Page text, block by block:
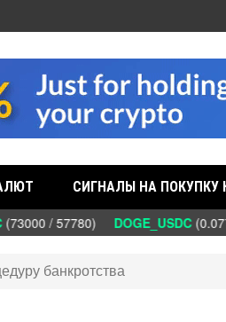
СИГНАЛЫ НА ПОКУПКУ
/ 57780) DOGE_USDC
банкротства